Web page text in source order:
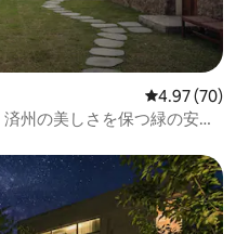
レビュー70
4.97 (70)
州の美しさを保つ緑の安息